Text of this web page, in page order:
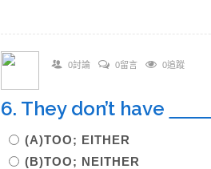
0討論 0留言 0追蹤
6. They don’t have
(A)TOO; EITHER
(B)TOO; NEITHER